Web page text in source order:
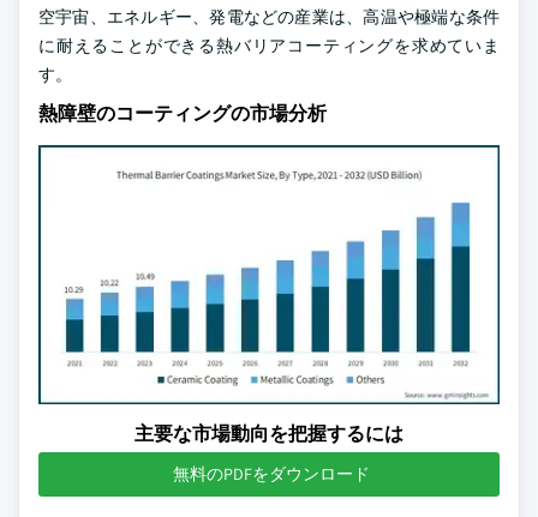
空宇宙、エネルギー、発電などの産業は、高温や極端な条件
に耐えることができる熱バリアコーティングを求めていま
す。
熱障壁のコーティングの市場分析
主要な市場動向を把握するには
無料のPDFをダウンロード